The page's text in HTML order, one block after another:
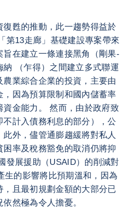
甦的推動，此一趨勢得益於
第13走廊」基礎建設專案帶來
在建立一條連接黑角（剛果-
（乍得）之間建立多式聯運
業綜合企業的投資，主要由
，因為預算限制和國內儲蓄率
資金能力。 然而，由於政府致
不計入債務利息的部分），公
外，儘管通膨趨緩將對私人
率及稅務豁免的取消仍將抑
發展援助（USAID）的削減對
生的影響將比預期溫和，因為
，且最初規劃金額的大部分已
然極為令人擔憂。